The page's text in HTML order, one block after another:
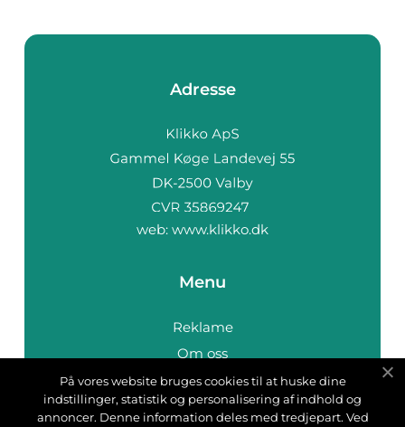
Adresse
web: www.klikko.dk
Menu
Reklame
Om oss
Cookies
Kontakt Oss
På vores website bruges cookies til at huske dine
indstillinger, statistik og personalisering af indhold og
annoncer. Denne information deles med tredjepart. Ved